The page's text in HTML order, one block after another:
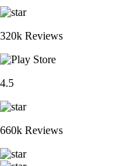
320k Reviews
4.5
660k Reviews